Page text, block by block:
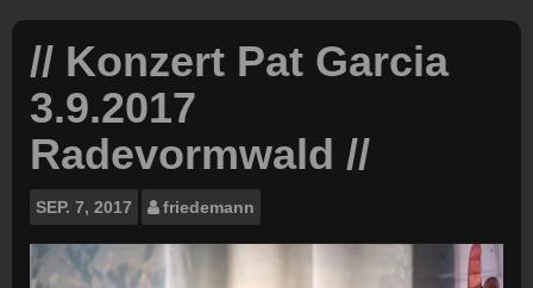
// Konzert Pat Garcia
3.9.2017
Radevormwald //
SEP. 7, 2017 friedemann